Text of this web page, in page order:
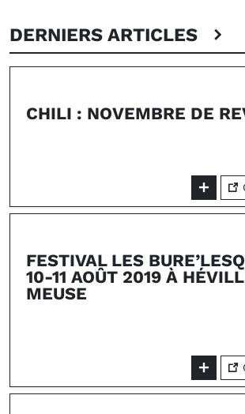
DERNIERS ARTICLES
CHILI : NOVEMBRE DE
FESTIVAL LES
10-11 AOÛT 2019 À
MEUSE